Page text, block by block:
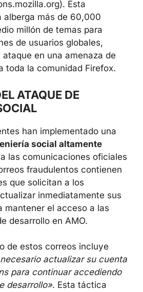
Esta
alberga más de 60,000
millón de temas para
de usuarios globales,
en una amenaza de
toda la comunidad Firefox.
ATAQUE DE
han implementado una
social altamente
las comunicaciones oficiales
fraudulentos contienen
que solicitan a los
inmediatamente sus
mantener el acceso a las
desarrollo en AMO.
de estos correos incluye
necesario actualizar su cuenta
para continuar accediendo
desarrollo». Esta táctica